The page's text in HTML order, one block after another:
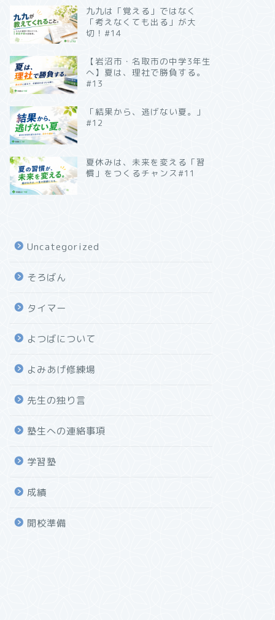
九九は「覚える」ではなく
「考えなくても出る」が大
切！#14
【岩沼市・名取市の中学3年生
へ】夏は、理社で勝負する。
#13
「結果から、逃げない夏。」
#12
夏休みは、未来を変える「習
慣」をつくるチャンス#11
Uncategorized
そろばん
タイマー
よつばについて
よみあげ修練場
先生の独り言
塾生への連絡事項
学習塾
成績
開校準備